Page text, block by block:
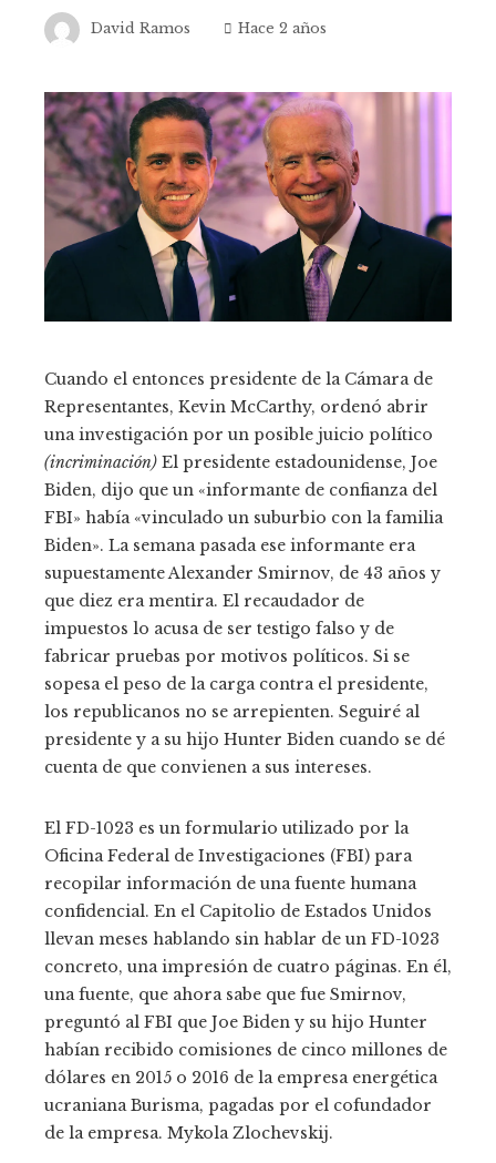
David Ramos Hace 2 años
Cuando el entonces presidente de la Cámara de
Representantes, Kevin McCarthy, ordenó abrir
una investigación por un posible juicio político
(incriminación) El presidente estadounidense, Joe
Biden, dijo que un «informante de confianza del
FBI» había «vinculado un suburbio con la familia
Biden». La semana pasada ese informante era
supuestamente Alexander Smirnov, de 43 años y
que diez era mentira. El recaudador de
impuestos lo acusa de ser testigo falso y de
fabricar pruebas por motivos políticos. Si se
sopesa el peso de la carga contra el presidente,
los republicanos no se arrepienten. Seguiré al
presidente y a su hijo Hunter Biden cuando se dé
cuenta de que convienen a sus intereses.
El FD-1023 es un formulario utilizado por la
Oficina Federal de Investigaciones (FBI) para
recopilar información de una fuente humana
confidencial. En el Capitolio de Estados Unidos
llevan meses hablando sin hablar de un FD-1023
concreto, una impresión de cuatro páginas. En él,
una fuente, que ahora sabe que fue Smirnov,
preguntó al FBI que Joe Biden y su hijo Hunter
habían recibido comisiones de cinco millones de
dólares en 2015 o 2016 de la empresa energética
ucraniana Burisma, pagadas por el cofundador
de la empresa. Mykola Zlochevskij.